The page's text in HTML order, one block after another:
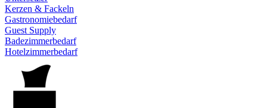
Kerzen & Fackeln
Gastronomiebedarf
Guest Supply
Badezimmerbedarf
Hotelzimmerbedarf